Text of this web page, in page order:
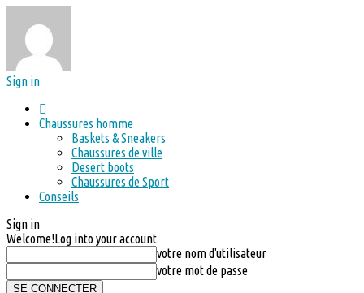
Sign in
Chaussures homme
Baskets & Sneakers
Chaussures de ville
Desert boots
Chaussures de Sport
Conseils
Sign in
Welcome!Log into your account
votre nom d'utilisateur
votre mot de passe